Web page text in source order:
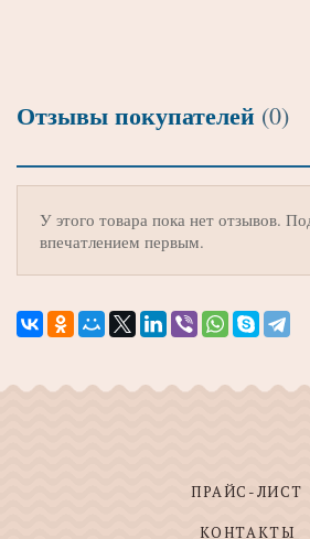
Отзывы покупателей (0)
У этого товара пока нет отзывов.
впечатлением первым.
ПРАЙС-ЛИСТ
КОНТАКТЫ